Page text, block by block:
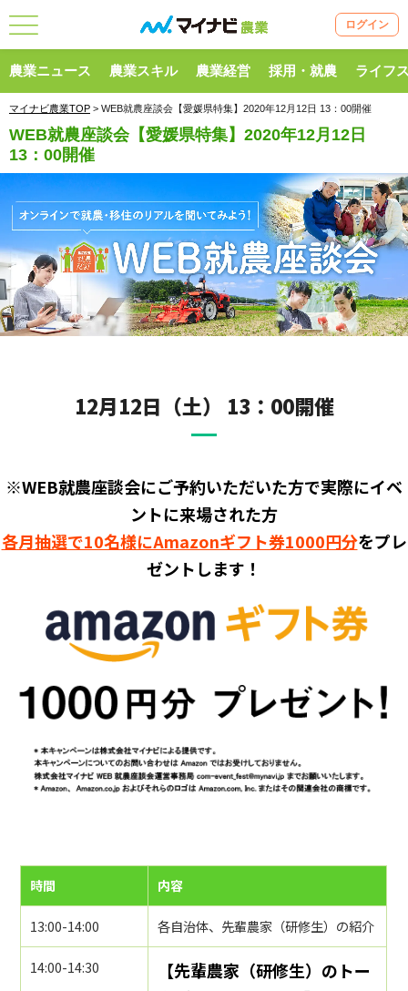
ログイン
農業ニュース 農業スキル 農業経営 採用・就農 ライフ
マイナビ農業TOP > WEB就農座談会【愛媛県特集】2020年12月12日 13：00開催
WEB就農座談会【愛媛県特集】2020年12月12日
13：00開催
12月12日（土） 13：00開催
※WEB就農座談会にご予約いただいた方で実際にイベ
ントに来場された方
各月抽選で10名様にAmazonギフト券1000円分をプレ
ゼントします！
時間 内容
13:00-14:00 各自治体、先輩農家（研修生）の紹介
14:00-14:30
【先輩農家（研修生）のトー